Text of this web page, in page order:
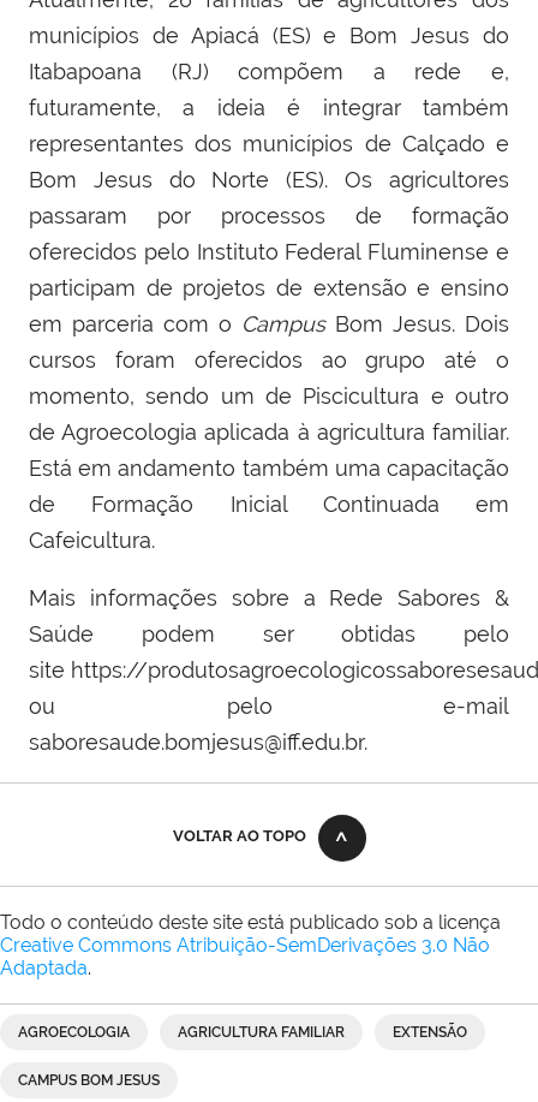
municípios de Apiacá (ES) e Bom Jesus do
Itabapoana (RJ) compõem a rede e,
futuramente,a ideia é integrartambém
representantes dos municípios de Calçado e
Bom Jesus do Norte(ES). Os agricultores
passaram por processos de formação
oferecidos pelo Instituto Federal Fluminense e
participam de projetos de extensão e ensino
em parceria com o Campus Bom Jesus. Dois
cursos foram oferecidos ao grupo até o
momento, sendo um de Piscicultura e outro
de Agroecologia aplicada à agricultura familiar.
Está em andamento também uma capacitação
de Formação Inicial Continuada em
Cafeicultura.
Mais informações sobre a Rede Sabores &
Saúde podem ser obtidas pelo
site https://
ou pelo e-mail
saboresaude.bomjesus@iff.edu.br.
VOLTAR AO TOPO
Todo o conteúdo deste site está publicado sob a licença
Creative Commons Atribuição-SemDerivações 3.0 Não
Adaptada.
AGROECOLOGIA AGRICULTURA FAMILIAR EXTENSÃO
CAMPUS BOM JESUS